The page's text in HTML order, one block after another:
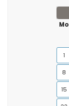
Mo
1
8
15